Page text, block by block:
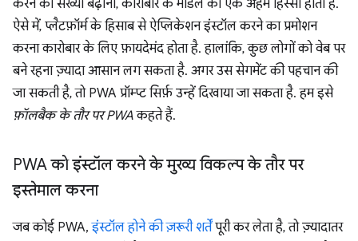
करने की संख्या बढ़ाना, कारोबार के मॉडल का एक अहम हिस्सा होता है.
ऐसे में, प्लैटफ़ॉर्म के हिसाब से ऐप्लिकेशन इंस्टॉल करने का प्रमोशन
करना कारोबार के लिए फ़ायदेमंद होता है. हालांकि, कुछ लोगों को वेब पर
बने रहना ज़्यादा आसान लग सकता है. अगर उस सेगमेंट की पहचान की
जा सकती है, तो PWA प्रॉम्प्ट सिर्फ़ उन्हें दिखाया जा सकता है. हम इसे
फ़ॉलबैक के तौर पर PWAकहते हैं.
PWA को इंस्टॉल करने के मुख्य विकल्प के तौर पर
इस्तेमाल करना
जब कोई PWA,इंस्टॉल होने की ज़रूरी शर्तेंपूरी कर लेता है, तो ज़्यादातर